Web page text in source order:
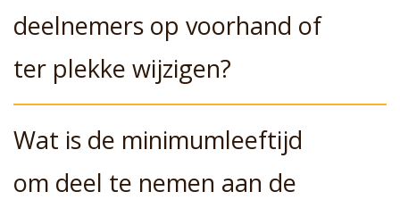
deelnemers op voorhand of
ter plekke wijzigen?
Wat is de minimumleeftijd
om deel te nemen aan de